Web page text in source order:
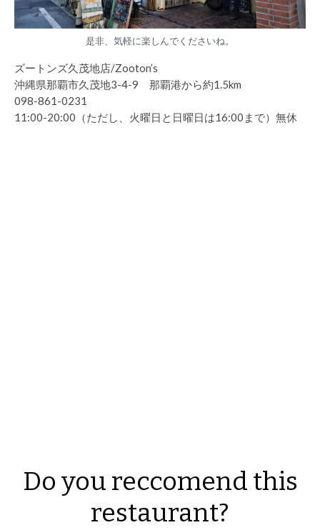
是非、気軽に楽しんでくださいね。
ズートンズ久茂地店/Zooton’s
沖縄県那覇市久茂地3-4-9 那覇港から約1.5km
098-861-0231
11:00-20:00（ただし、火曜日と日曜日は16:00まで）無休
Do you reccomend this
restaurant?